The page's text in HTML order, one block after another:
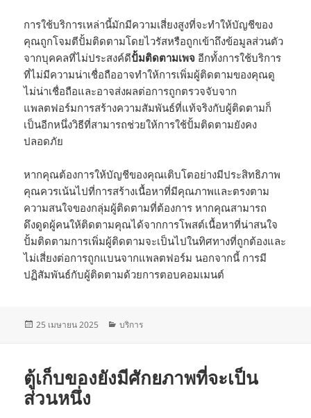
การใช้บริการเหล่านี้มักมีความเสี่ยงสูงที่จะทำให้บัญชีของ
คุณถูกโจมตีปั้มติดตามโดยไวรัสหรือถูกเข้าถึงข้อมูลส่วนตัว
จากบุคคลที่ไม่ประสงค์ดีปั้มติดตามเพจ อีกทั้งการใช้บริการ
ที่ไม่มีความน่าเชื่อถืออาจทำให้การเพิ่มผู้ติดตามของคุณดู
ไม่น่าเชื่อถือและอาจส่งผลต่อการถูกตรวจจับจาก
แพลตฟอร์มการสร้างความสัมพันธ์ที่แท้จริงกับผู้ติดตามก็
เป็นอีกหนึ่งวิธีที่สามารถช่วยให้การใช้ปั้มติดตามยังคง
ปลอดภัย
หากคุณต้องการให้บัญชีของคุณเติบโตอย่างมีประสิทธิภาพ
คุณควรเน้นไปที่การสร้างเนื้อหาที่มีคุณภาพและตรงตาม
ความสนใจของกลุ่มผู้ติดตามที่ต้องการ หากคุณสามารถ
ดึงดูดผู้คนให้ติดตามคุณได้จากการโพสต์เนื้อหาที่น่าสนใจ
ปั้มติดตามการเพิ่มผู้ติดตามจะเป็นไปในทิศทางที่ถูกต้องและ
ไม่เสี่ยงต่อการถูกแบนจากแพลตฟอร์ม นอกจากนี้ การมี
ปฏิสัมพันธ์กับผู้ติดตามด้วยการตอบคอมเมนต์
เขียน
25 เมษายน 2025
หมวด
บริการ
ตู้เก็บของยังมีศักยภาพที่จะเป็น
ส่วนหนึ่ง